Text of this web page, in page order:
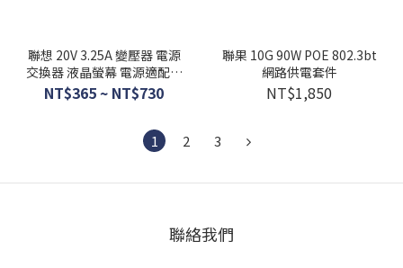
聯想 20V 3.25A 變壓器 電源
交換器 液晶螢幕 電源適配器
G27C4 G27CQ4 G27CQ4P
G32C4 G32CQ4
NT$365 ~ NT$730
聯果 10G 90W POE 802.3bt
網路供電套件
NT$1,850
1 2 3
聯絡我們